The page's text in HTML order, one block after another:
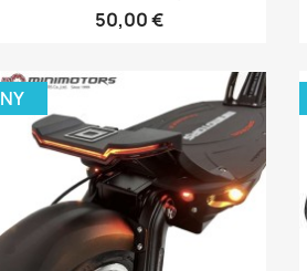
50,00 €
NY